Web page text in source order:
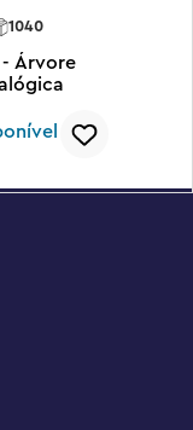
1040
- Árvore